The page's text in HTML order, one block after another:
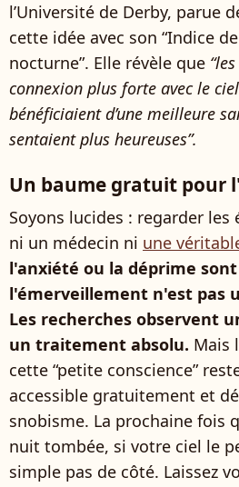
l’Université de Derby, parue
cette idée avec son “Indice
nocturne”. Elle révèle que
connexion plus forte avec le
bénéficiaient d’une meilleure
sentaient plus heureuses”.
Un baume gratuit pour
Soyons lucides : regarder
ni un médecin ni une
l'anxiété ou la déprime
l'émerveillement n'est pas
Les recherches observent
un traitement absolu. Mais
cette “petite conscience”
accessible gratuitement et
snobisme. La prochaine fois
nuit tombée, si votre ciel le
simple pas de côté. Laissez